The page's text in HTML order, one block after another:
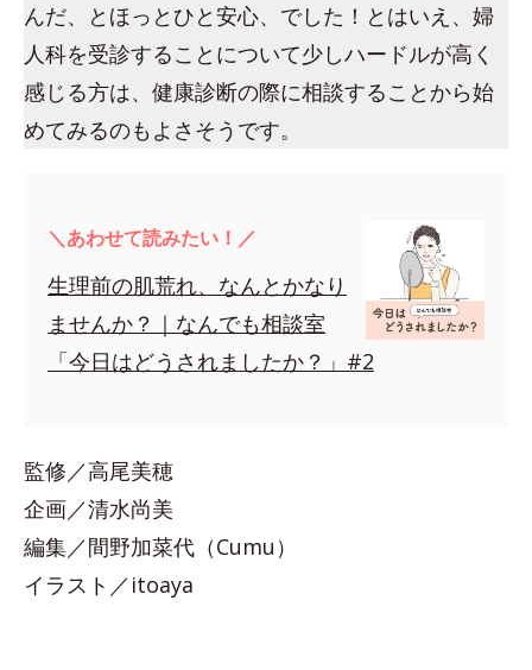
んだ、とほっとひと安心、でした！とはいえ、婦
人科を受診することについて少しハードルが高く
感じる方は、健康診断の際に相談することから始
めてみるのもよさそうです。
＼あわせて読みたい！／
生理前の肌荒れ、なんとかなり
ませんか？｜なんでも相談室
「今日はどうされましたか？」#2
監修／高尾美穂
企画／清水尚美
編集／間野加菜代（Cumu）
イラスト／itoaya